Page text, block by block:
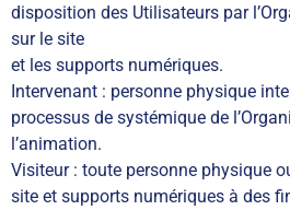
disposition des Utilisateurs par
sur le site
et les supports numériques.
Intervenant : personne physique
processus de systémique de
l’animation.
Visiteur : toute personne physique
site et supports numériques à des